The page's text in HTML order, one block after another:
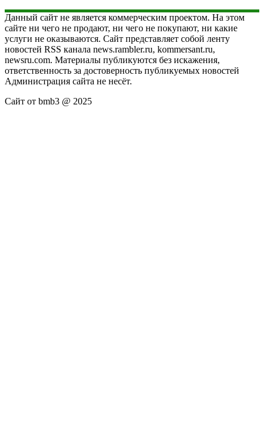
Данный сайт не является коммерческим проектом. На этом
сайте ни чего не продают, ни чего не покупают, ни какие
услуги не оказываются. Сайт представляет собой ленту
новостей RSS канала news.rambler.ru, kommersant.ru,
newsru.com. Материалы публикуются без искажения,
ответственность за достоверность публикуемых новостей
Администрация сайта не несёт.
Сайт от bmb3 @ 2025